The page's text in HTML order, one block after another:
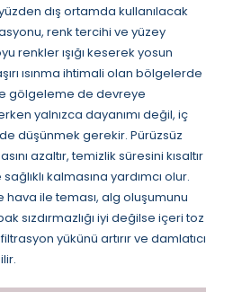
dış ortamda kullanılacak
renk tercihi ve yüzey
renkler ışığı keserek yosun
ısınma ihtimali olan bölgelerde
gölgeleme de devreye
yalnızca dayanımı değil, iç
düşünmek gerekir. Pürüzsüz
azaltır, temizlik süresini kısaltır
kalmasına yardımcı olur.
hava ile teması, alg oluşumunu
sızdırmazlığı iyi değilse içeri toz
yükünü artırır ve damlatıcı